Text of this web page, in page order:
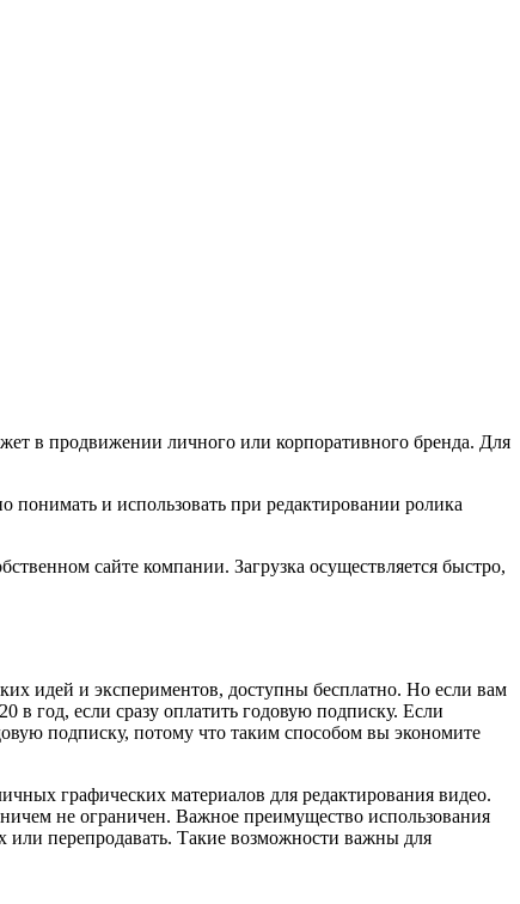
в продвижении личного или корпоративного бренда. Для
понимать и использовать при редактировании ролика
сайте компании. Загрузка осуществляется быстро,
идей и экспериментов, доступны бесплатно. Но если вам
в год, если сразу оплатить годовую подписку. Если
подписку, потому что таким способом вы экономите
графических материалов для редактирования видео.
не ограничен. Важное преимущество использования
или перепродавать. Такие возможности важны для